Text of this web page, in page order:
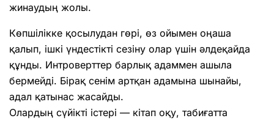
жинаудың жолы.
Көпшілікке қосылудан гөрі, өз ойымен оңаша
қалып, ішкі үндестікті сезіну олар үшін әлдеқайда
құнды. Интроверттер барлық адаммен ашыла
бермейді. Бірақ сенім артқан адамына шынайы,
адал қатынас жасайды.
Олардың сүйікті істері — кітап оқу, табиғатта